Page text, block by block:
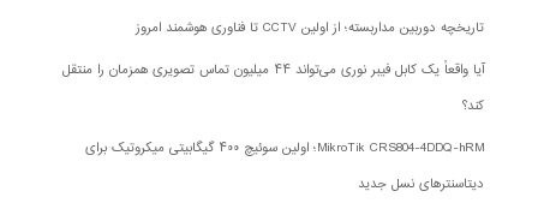
تاریخچه دوربین مداربسته؛ از اولین CCTV تا فناوری هوشمند امروز
آیا واقعاً یک کابل فیبر نوری می‌تواند ۴۴ میلیون تماس تصویری همزمان را منتقل
کند؟
MikroTik CRS804-4DDQ-hRM؛ اولین سوئیچ ۴۰۰ گیگابیتی میکروتیک برای
دیتاسنترهای نسل جدید